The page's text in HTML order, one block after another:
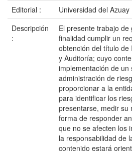
Editorial :
Universidad del Azuay
Descripción
:
El presente trabajo
finalidad cumplir un
obtención del título de
y Auditoría; cuyo
implementación de un
administración de
proporcionar a la
para identificar los
presentarse, medir su
forma de responder
que no se afecten los
la responsabilidad de
contenido estará